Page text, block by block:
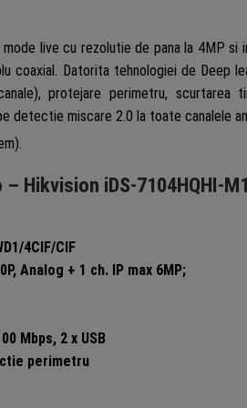
live cu rezolutie de pana la 4MP si
Datorita tehnologiei de Deep
protejare perimetru, scurtarea
detectie miscare 2.0 la toate canalele
Hikvision iDS-7104HQHI-
4CIF/CIF
Analog + 1 ch. IP max 6MP;
Mbps, 2 x USB
perimetru